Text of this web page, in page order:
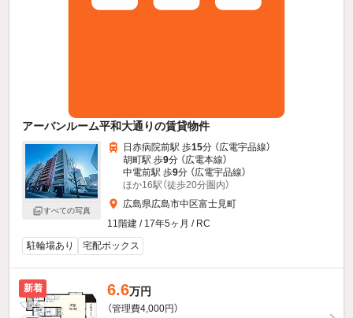
アーバンルーム平和大通りの賃貸物件
すべての写真
日赤病院前駅 歩15分 （広電宇品線）
胡町駅 歩9分 （広電本線）
中電前駅 歩9分 （広電宇品線）
ほか16駅（徒歩20分圏内）
広島県広島市中区富士見町
11階建 / 17年5ヶ月 / RC
駐輪場あり
宅配ボックス
新着 6.6万円
（管理費4,000円）